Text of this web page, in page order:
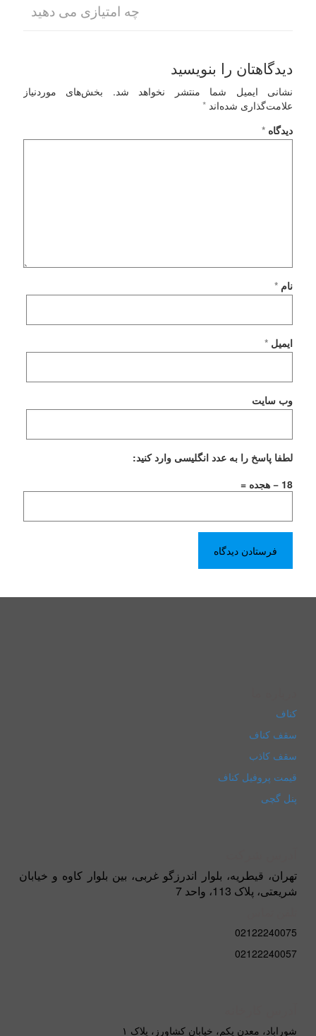
چه امتیازی می دهید
دیدگاهتان را بنویسید
نشانی ایمیل شما منتشر نخواهد شد.
بخش‌های موردنیاز
علامت‌گذاری شده‌اند *
دیدگاه *
نام *
ایمیل *
وب‌ سایت
لطفا پاسخ را به عدد انگلیسی وارد کنید:
18 − هجده =
کناف
سقف کناف
سقف کاذب
قیمت پروفیل کناف
پنل گچی
تهران، قیطریه، بلوار اندرزگو غربی، بین بلوار کاوه و خیابان
شریعتی، پلاک 113، واحد 7
02122240075
02122240057
شوراباد، معدن یکم، خیابان کشاورز، پلاک ۱